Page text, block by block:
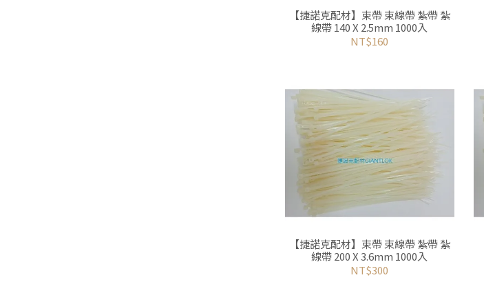
【捷諾克配材】束帶 束線帶 紮帶 紮
線帶 140 X 2.5mm 1000入
NT$160
【捷諾克配材】束帶 束線帶 紮帶 紮
線帶 200 X 3.6mm 1000入
NT$300